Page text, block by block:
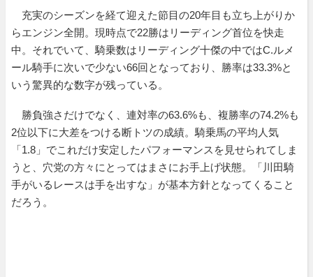
充実のシーズンを経て迎えた節目の20年目も立ち上がりか
らエンジン全開。現時点で22勝はリーディング首位を快走
中。それでいて、騎乗数はリーディング十傑の中ではC.ルメ
ール騎手に次いで少ない66回となっており、勝率は33.3%と
いう驚異的な数字が残っている。
勝負強さだけでなく、連対率の63.6%も、複勝率の74.2%も
2位以下に大差をつける断トツの成績。騎乗馬の平均人気
「1.8」でこれだけ安定したパフォーマンスを見せられてしま
うと、穴党の方々にとってはまさにお手上げ状態。「川田騎
手がいるレースは手を出すな」が基本方針となってくること
だろう。